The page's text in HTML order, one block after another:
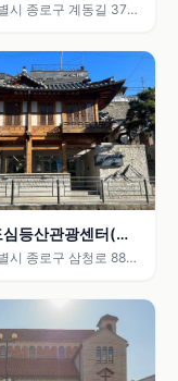
시 종로구 계동길 37
등산관광센터(북
시 종로구 삼청로 88